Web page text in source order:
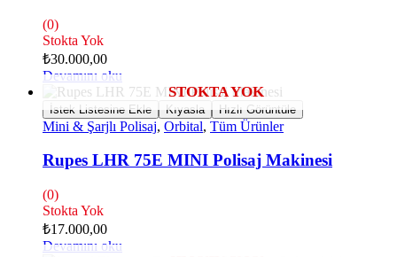
(0)
Stokta Yok
₺30.000,00
Devamını oku
İstek Listesine Ekle Kıyasla Hızlı Görüntüle
Mini & Şarjlı Polisaj, Orbital, Tüm Ürünler
Rupes LHR 75E MINI Polisaj Makinesi
(0)
Stokta Yok
₺17.000,00
Devamını oku